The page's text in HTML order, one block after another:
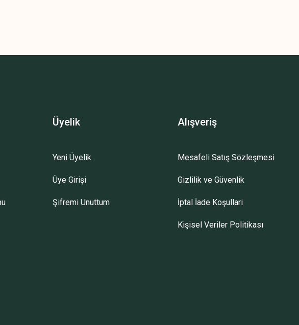
Üyelik
Yeni Üyelik
Üye Girişi
Şifremi Unuttum
Alışveriş
Mesafeli Satış Sözleşmesi
Gizlilik ve Güvenlik
İptal İade Koşullari
Kişisel Veriler Politikası